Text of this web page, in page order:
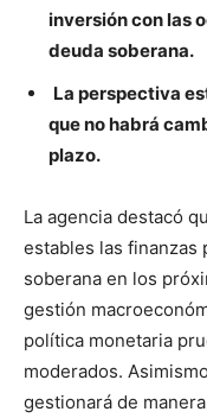
inversión con las
deuda soberana.
La perspectiva
que no habrá
plazo.
La agencia destacó
estables las finanzas
soberana en los
gestión
política monetaria
moderados.
gestionará de